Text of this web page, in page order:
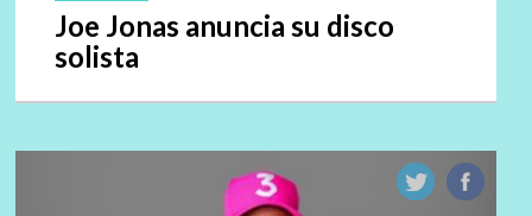
Joe Jonas anuncia su disco
solista